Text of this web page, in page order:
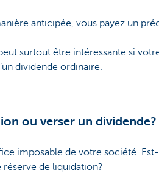
anticipée, vous payez un
surtout être intéressante si
dividende ordinaire.
ou verser un dividende?
imposable de votre société.
de liquidation?